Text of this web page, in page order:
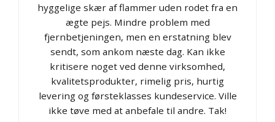
hyggelige skær af flammer uden rodet fra en
ægte pejs. Mindre problem med
fjernbetjeningen, men en erstatning blev
sendt, som ankom næste dag. Kan ikke
kritisere noget ved denne virksomhed,
kvalitetsprodukter, rimelig pris, hurtig
levering og førsteklasses kundeservice. Ville
ikke tøve med at anbefale til andre. Tak!